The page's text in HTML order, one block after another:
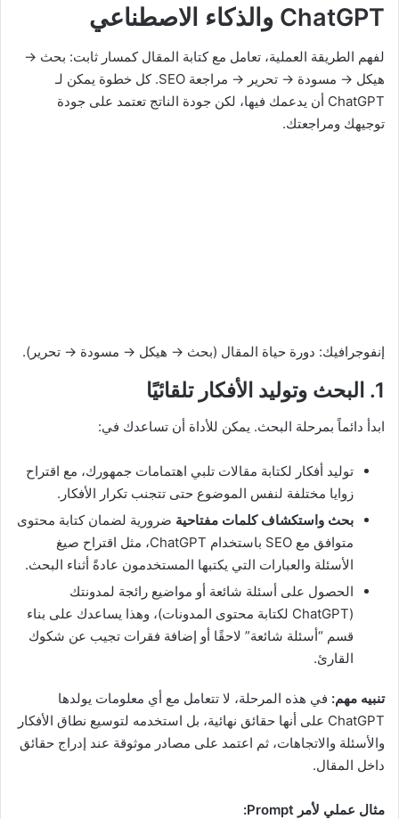
ChatGPT والذكاء الاصطناعي
لفهم الطريقة العملية، تعامل مع كتابة المقال كمسار ثابت: بحث →
هيكل → مسودة → تحرير → مراجعة SEO. كل خطوة يمكن لـ
ChatGPT أن يدعمك فيها، لكن جودة الناتج تعتمد على جودة
توجيهك ومراجعتك.
إنفوجرافيك: دورة حياة المقال (بحث → هيكل → مسودة → تحرير).
1. البحث وتوليد الأفكار تلقائيًا
ابدأ دائماً بمرحلة البحث. يمكن للأداة أن تساعدك في:
توليد أفكار لكتابة مقالات تلبي اهتمامات جمهورك، مع اقتراح
زوايا مختلفة لنفس الموضوع حتى تتجنب تكرار الأفكار.
بحث واستكشاف كلمات مفتاحية ضرورية لضمان كتابة محتوى
متوافق مع SEO باستخدام ChatGPT، مثل اقتراح صيغ
الأسئلة والعبارات التي يكتبها المستخدمون عادةً أثناء البحث.
الحصول على أسئلة شائعة أو مواضيع رائجة لمدونتك
(ChatGPT لكتابة محتوى المدونات)، وهذا يساعدك على بناء
قسم “أسئلة شائعة” لاحقًا أو إضافة فقرات تجيب عن شكوك
القارئ.
تنبيه مهم: في هذه المرحلة، لا تتعامل مع أي معلومات يولدها
ChatGPT على أنها حقائق نهائية، بل استخدمه لتوسيع نطاق الأفكار
والأسئلة والاتجاهات، ثم اعتمد على مصادر موثوقة عند إدراج حقائق
داخل المقال.
مثال عملي لأمر Prompt: